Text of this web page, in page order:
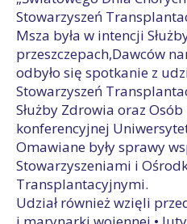
Stowarzyszeń
Msza była w intencji
przeszczepach,Dawców
odbyło się spotkanie z
Stowarzyszeń
Służby Zdrowia oraz
konferencyjnej
Omawiane były sprawy
Stowarzyszeniami i
Transplantacyjnymi.
Udział również wzięli